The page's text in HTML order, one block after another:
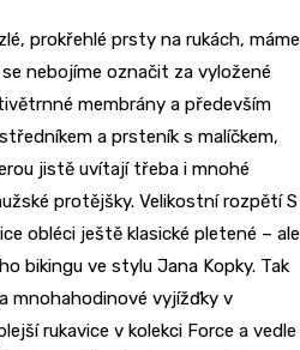
prokřehlé prsty na rukách, máme
nebojíme označit za vyložené
membrány a především
a prsteník s malíčkem,
jistě uvítají třeba i mnohé
protějšky. Velikostní rozpětí S
obléci ještě klasické pletené – ale
bikingu ve stylu Jana Kopky. Tak
mnohahodinové vyjížďky v
rukavice v kolekci Force a vedle